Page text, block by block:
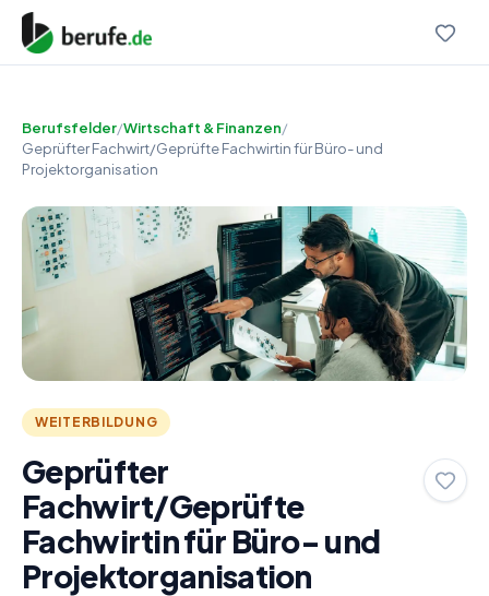
Berufsfelder/Wirtschaft & Finanzen/
Geprüfter Fachwirt/Geprüfte Fachwirtin für Büro- und
Projektorganisation
WEITERBILDUNG
Geprüfter
Fachwirt/Geprüfte
Fachwirtin für Büro- und
Projektorganisation